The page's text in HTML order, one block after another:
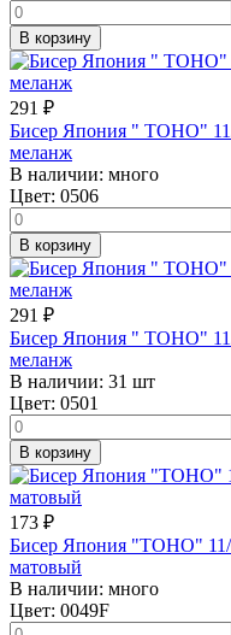
В корзину
291 ₽
Бисер Япония " TOHO"
меланж
В наличии: много
Цвет: 0506
В корзину
291 ₽
Бисер Япония " TOHO"
меланж
В наличии: 31 шт
Цвет: 0501
В корзину
173 ₽
Бисер Япония "TOHO"
матовый
В наличии: много
Цвет: 0049F